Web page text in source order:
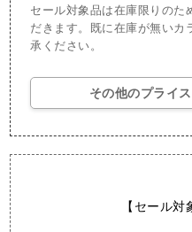
セール対象品は在庫限りのた
だきます。
既に在庫が無いカ
承ください。
その他のプライ
【セール対